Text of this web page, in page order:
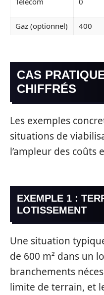
Gaz (optionnel)
400
CAS
CHIFFRÉS
Les exemples
situations de
l’ampleur des coûts
EXEMPLE 1 :
LOTISSEMENT
Une situation
de 600 m² dans un
branchements
limite de terrain, et